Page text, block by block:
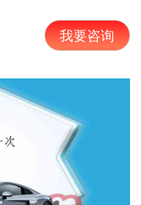
我要咨询